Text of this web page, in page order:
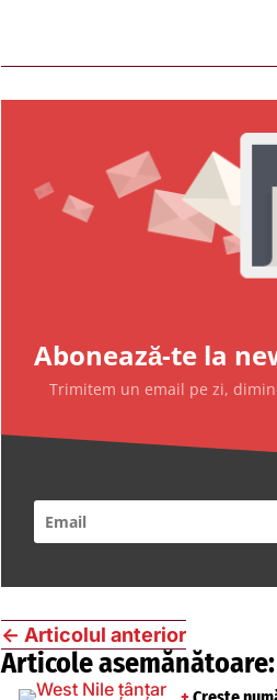
Abonează-te la
Trimitem un email pe zi,
← Articolul anterior
Articole asemănătoare: